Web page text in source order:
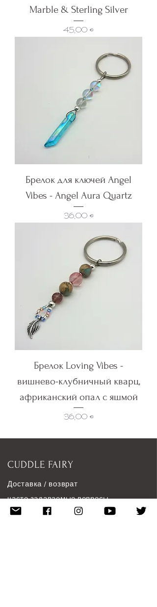
Marble & Sterling Silver
Цена
45,00 €
Брелок для ключей Angel
Vibes - Angel Aura Quartz
Цена
36,00 €
Брелок Loving Vibes -
вишнево-клубничный кварц,
африканский опал с яшмой
Цена
36,00 €
CUDDLE FAIRY
Доставка / возврат
часто задаваемые вопросы
Рекомендуемые